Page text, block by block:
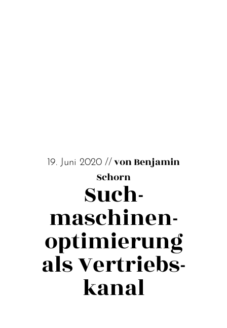
19. Juni 2020 // von Benjamin
Schorn
Such­
maschinen­
optimierung
als Vertriebs­
kanal